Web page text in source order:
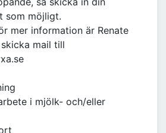
som möjligt.
mer information är Renate
mail till
i mjölk- och/eller